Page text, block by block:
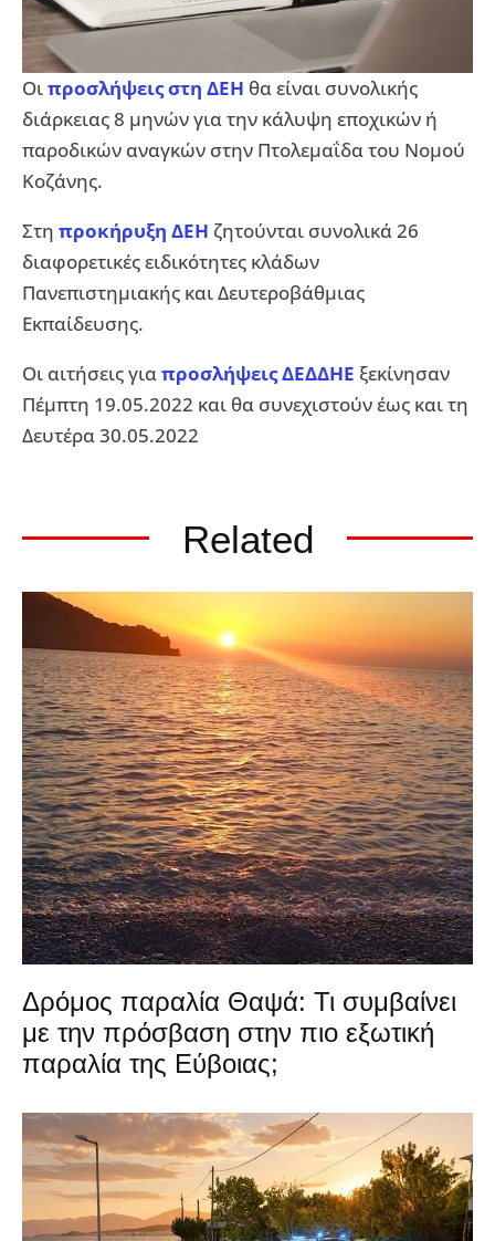
Οιπροσλήψεις στη ΔΕΗ θα είναι συνολικής
διάρκειας 8 μηνών για την κάλυψη εποχικών ή
παροδικών αναγκών στην Πτολεμαΐδα του Νομού
Κοζάνης.
Στη προκήρυξη ΔΕΗ ζητούνται συνολικά 26
διαφορετικές ειδικότητες κλάδων
Πανεπιστημιακής και Δευτεροβάθμιας
Εκπαίδευσης.
Οι αιτήσεις γιαπροσλήψεις ΔΕΔΔΗΕ ξεκίνησαν
Πέμπτη 19.05.2022 και θα συνεχιστούν έως και τη
Δευτέρα 30.05.2022
Related
Δρόμος παραλία Θαψά: Τι συμβαίνει
με την πρόσβαση στην πιο εξωτική
παραλία της Εύβοιας;